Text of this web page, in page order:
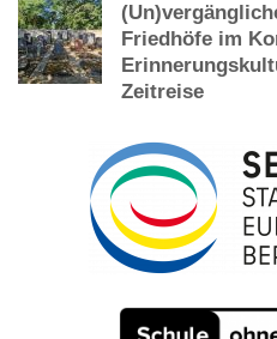
Friedhöfe im
Zeitreise